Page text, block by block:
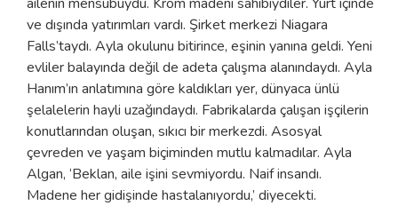
ve dışında yatırımları vardı. Şirket merkezi Niagara
Falls’taydı. Ayla okulunu bitirince, eşinin yanına geldi. Yeni
evliler balayında değil de adeta çalışma alanındaydı. Ayla
Hanım’ın anlatımına göre kaldıkları yer, dünyaca ünlü
şelalelerin hayli uzağındaydı. Fabrikalarda çalışan işçilerin
konutlarından oluşan, sıkıcı bir merkezdi. Asosyal
çevreden ve yaşam biçiminden mutlu kalmadılar. Ayla
Algan, ‘Beklan, aile işini sevmiyordu. Naif insandı.
Madene her gidişinde hastalanıyordu,’ diyecekti.